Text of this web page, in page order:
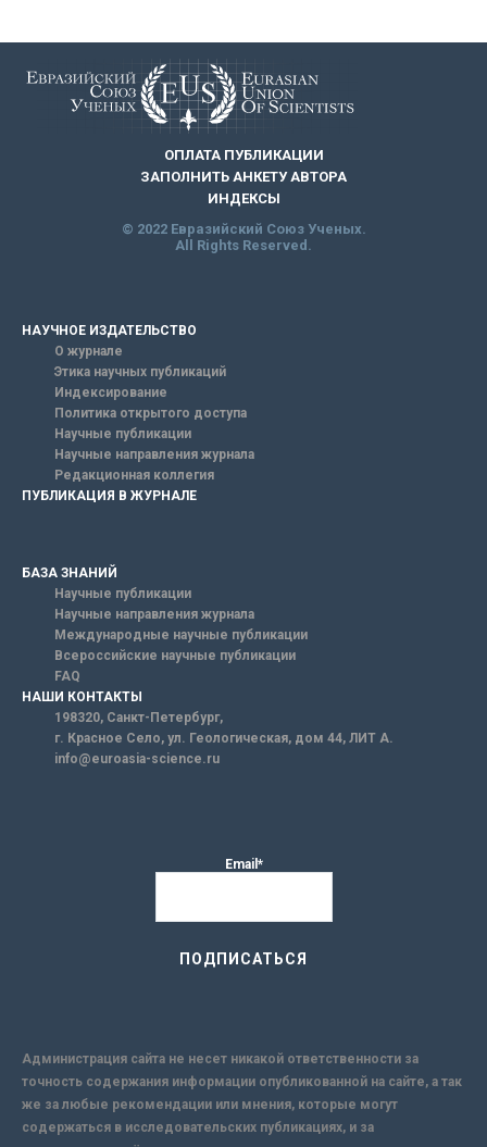
ОПЛАТА ПУБЛИКАЦИИ
ЗАПОЛНИТЬ АНКЕТУ АВТОРА
ИНДЕКСЫ
© 2022 Евразийский Союз Ученых.
All Rights Reserved.
НАУЧНОЕ ИЗДАТЕЛЬСТВО
О журнале
Этика научных публикаций
Индексирование
Политика открытого доступа
Научные публикации
Научные направления журнала
Редакционная коллегия
ПУБЛИКАЦИЯ В ЖУРНАЛЕ
БАЗА ЗНАНИЙ
Научные публикации
Научные направления журнала
Международные научные публикации
Всероссийские научные публикации
FAQ
НАШИ КОНТАКТЫ
198320, Санкт-Петербург,
г. Красное Село, ул. Геологическая, дом 44, ЛИТ А.
info@euroasia-science.ru
Email*
Администрация сайта не несет никакой ответственности за
точность содержания информации опубликованной на сайте, а так
же за любые рекомендации или мнения, которые могут
содержаться в исследовательских публикациях, и за